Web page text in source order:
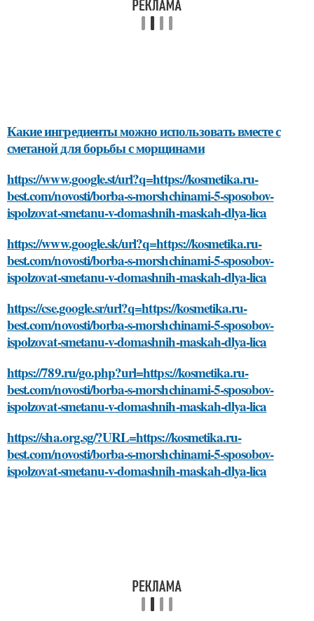
Какие ингредиенты можно использовать вместе с
сметаной для борьбы с морщинами
https://www.google.st/url?q=https://kosmetika.ru-
best.com/novosti/borba-s-morshchinami-5-sposobov-
ispolzovat-smetanu-v-domashnih-maskah-dlya-lica
https://www.google.sk/url?q=https://kosmetika.ru-
best.com/novosti/borba-s-morshchinami-5-sposobov-
ispolzovat-smetanu-v-domashnih-maskah-dlya-lica
https://cse.google.sr/url?q=https://kosmetika.ru-
best.com/novosti/borba-s-morshchinami-5-sposobov-
ispolzovat-smetanu-v-domashnih-maskah-dlya-lica
https://789.ru/go.php?url=https://kosmetika.ru-
best.com/novosti/borba-s-morshchinami-5-sposobov-
ispolzovat-smetanu-v-domashnih-maskah-dlya-lica
https://sha.org.sg/?URL=https://kosmetika.ru-
best.com/novosti/borba-s-morshchinami-5-sposobov-
ispolzovat-smetanu-v-domashnih-maskah-dlya-lica